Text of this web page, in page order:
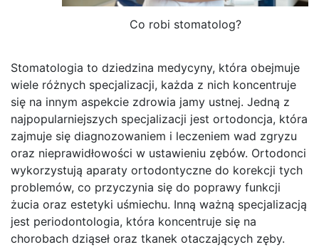
Co robi stomatolog?
Stomatologia to dziedzina medycyny, która obejmuje
wiele różnych specjalizacji, każda z nich koncentruje
się na innym aspekcie zdrowia jamy ustnej. Jedną z
najpopularniejszych specjalizacji jest ortodoncja, która
zajmuje się diagnozowaniem i leczeniem wad zgryzu
oraz nieprawidłowości w ustawieniu zębów. Ortodonci
wykorzystują aparaty ortodontyczne do korekcji tych
problemów, co przyczynia się do poprawy funkcji
żucia oraz estetyki uśmiechu. Inną ważną specjalizacją
jest periodontologia, która koncentruje się na
chorobach dziąseł oraz tkanek otaczających zęby.